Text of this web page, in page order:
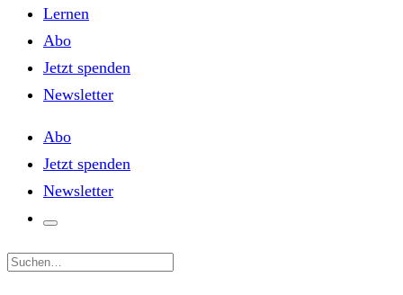
Lernen
Abo
Jetzt spenden
Newsletter
Abo
Jetzt spenden
Newsletter
Suche: